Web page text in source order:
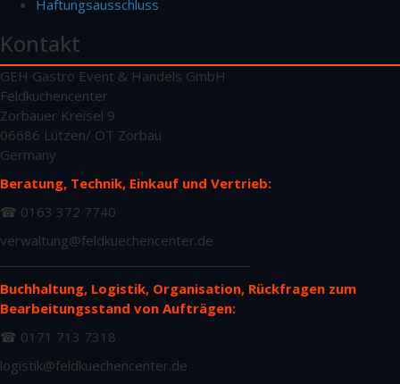
Haftungsausschluss
Kontakt
GEH Gastro Event & Handels GmbH
Feldküchencenter
Zorbauer Kreisel 9
06686 Lützen/ OT Zorbau
Germany
Beratung, Technik, Einkauf und Vertrieb:
☎ 0163 372 7740
verwaltung@feldkuechencenter.de
Buchhaltung, Logistik, Organisation, Rückfragen zum
Bearbeitungsstand von Aufträgen:
☎ 0171 713 7318
logistik@feldkuechencenter.de